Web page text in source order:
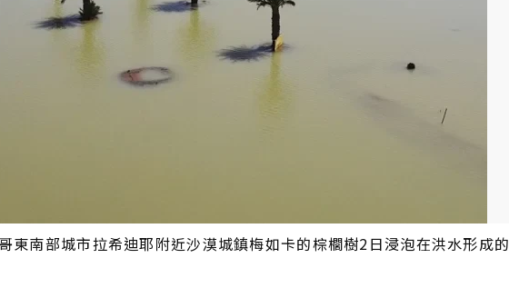
東南部城市拉希迪耶附近沙漠城鎮梅如卡的棕櫚樹2日浸泡在洪水形成的